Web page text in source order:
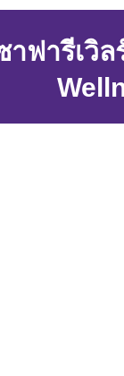
ฟารีเวิ